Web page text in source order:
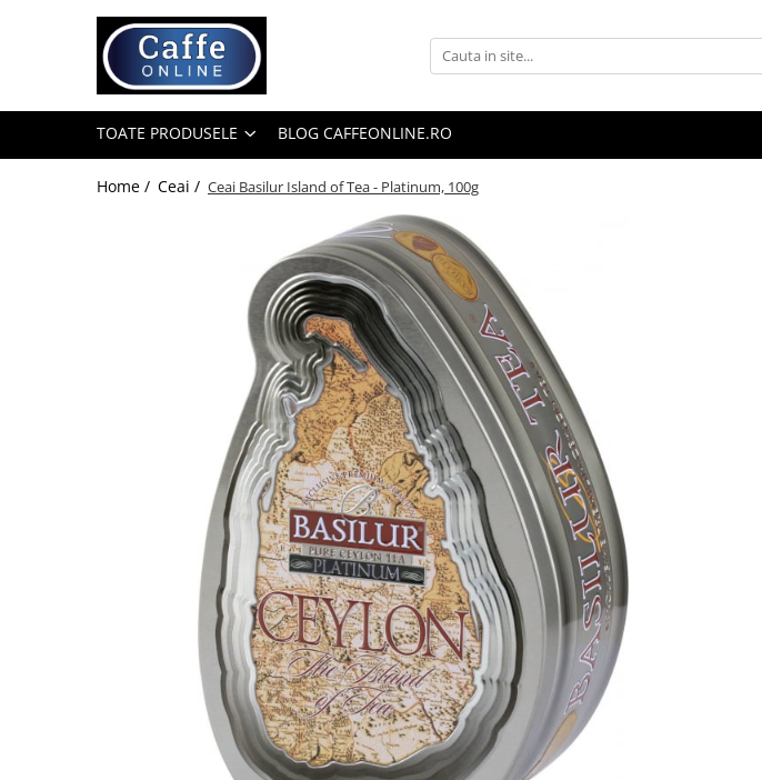
Toate Produsele
Capsule Cafea
TOATE PRODUSELE BLOG CAFFEONLINE.RO
Home / Ceai / Ceai Basilur Island of Tea - Platinum, 100g